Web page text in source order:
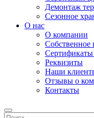
Демонтаж
Сезонное
О нас
О компании
Собственное
Реквизиты
Наши
Отзывы о
Контакты